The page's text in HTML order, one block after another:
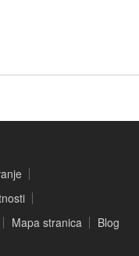
Mapa stranica Blog